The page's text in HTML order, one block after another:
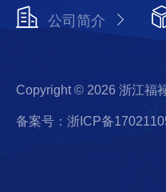
公司简介
Copyright © 2026 浙江福
备案号：浙ICP备